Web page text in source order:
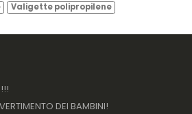
Valigette polipropilene
DEI BAMBINI!